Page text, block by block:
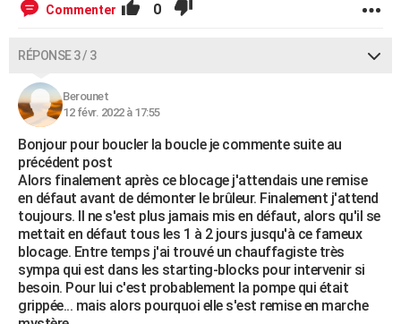
Commenter 0
RÉPONSE 3 / 3
Berounet
12 févr. 2022 à 17:55
Bonjour pour boucler la boucle je commente suite au
précédent post
Alors finalement après ce blocage j'attendais une remise
en défaut avant de démonter le brûleur. Finalement j'attend
toujours. Il ne s'est plus jamais mis en défaut, alors qu'il se
mettait en défaut tous les 1 à 2 jours jusqu'à ce fameux
blocage. Entre temps j'ai trouvé un chauffagiste très
sympa qui est dans les starting-blocks pour intervenir si
besoin. Pour lui c'est probablement la pompe qui était
grippée... mais alors pourquoi elle s'est remise en marche